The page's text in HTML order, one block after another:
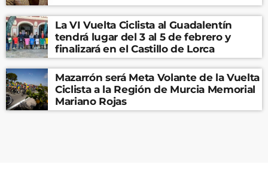
La VI Vuelta Ciclista al Guadalentín
tendrá lugar del 3 al 5 de febrero y
finalizará en el Castillo de Lorca
Mazarrón será Meta Volante de la Vuelta
Ciclista a la Región de Murcia Memorial
Mariano Rojas